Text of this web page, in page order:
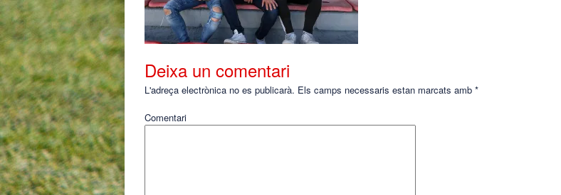
Deixa un comentari
L'adreça electrònica no es publicarà. Els camps necessaris estan marcats amb *
Comentari